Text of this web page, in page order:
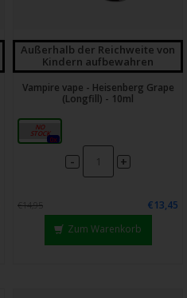
Außerhalb der Reichweite von
Kindern aufbewahren
Vampire vape - Heisenberg Grape
(Longfill) - 10ml
14ml
0x
- +
€14,95
€13,45
Zum Warenkorb